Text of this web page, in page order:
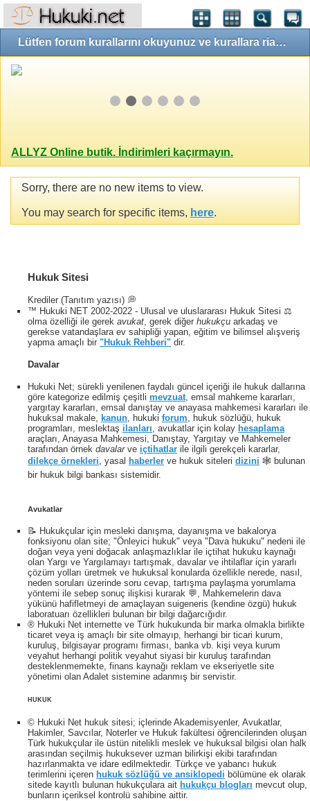
Lütfen forum kurallarını okuyunuz ve kurallara riayet ediniz!
ALLYZ Online butik. İndirimleri kaçırmayın.
Sorry, there are no new items to view.
You may search for specific items, here.
Hukuk Sitesi
Krediler (Tanıtım yazısı) 💭
™ Hukuki NET 2002-2022 - Ulusal ve uluslararası Hukuk Sitesi ⚖️
olma özelliği ile gerek avukat , gerek diğer hukukçu arkadaş ve
gerekse vatandaşlara ev sahipliği yapan, eğitim ve bilimsel alışveriş
yapma amaçlı bir "Hukuk Rehberi" dir.
Davalar
Hukuki Net; sürekli yenilenen faydalı güncel içeriği ile hukuk dallarına
göre kategorize edilmiş çeşitli mevzuat, emsal mahkeme kararları,
yargıtay kararları, emsal danıştay ve anayasa mahkemesi kararları ile
hukuksal makale, kanun, hukuki forum, hukuk sözlüğü, hukuk
programları, meslektaş ilanları, avukatlar için kolay hesaplama
araçları, Anayasa Mahkemesi, Danıştay, Yargıtay ve Mahkemeler
tarafından örnek davalarve içtihatlar ile ilgili gerekçeli kararlar,
dilekçe örnekleri, yasal haberler ve hukuk siteleri dizini 🕸 bulunan
bir hukuk bilgi bankası sistemidir.
Avukatlar
📝 Hukukçular için mesleki danışma, dayanışma ve bakalorya
fonksiyonu olan site; "Önleyici hukuk" veya "Dava hukuku" nedeni ile
doğan veya yeni doğacak anlaşmazlıklar ile içtihat hukuku kaynağı
olan Yargı ve Yargılamayı tartışmak, davalar ve ihtilaflar için yararlı
çözüm yolları üretmek ve hukuksal konularda özellikle nerede, nasıl,
neden soruları üzerinde soru cevap, tartışma paylaşma yorumlama
yöntemi ile sebep sonuç ilişkisi kurarak 💬, Mahkemelerin dava
yükünü hafifletmeyi de amaçlayan suigeneris (kendine özgü) hukuk
laboratuarı özellikleri bulunan bir bilgi dağarcığıdır.
® Hukuki Net internette ve Türk hukukunda bir marka olmakla birlikte
ticaret veya iş amaçlı bir site olmayıp, herhangi bir ticari kurum,
kuruluş, bilgisayar programı firması, banka vb. kişi veya kurum
veyahut herhangi politik veyahut siyasi bir kuruluş tarafından
desteklenmemekte, finans kaynağı reklam ve ekseriyetle site
yönetimi olan Adalet sistemine adanmış bir servistir.
HUKUK
© Hukuki Net hukuk sitesi; içlerinde Akademisyenler, Avukatlar,
Hakimler, Savcılar, Noterler ve Hukuk fakültesi öğrencilerinden oluşan
Türk hukukçular ile üstün nitelikli meslek ve hukuksal bilgisi olan halk
arasından seçilmiş hukuksever uzman bilirkişi ekibi tarafından
hazırlanmakta ve idare edilmektedir. Türkçe ve yabancı hukuk
terimlerini içeren hukuk sözlüğü ve ansiklopedi bölümüne ek olarak
sitede kayıtlı bulunan hukukçulara ait hukukçu blogları mevcut olup,
bunların içeriksel kontrolü sahibine aittir.